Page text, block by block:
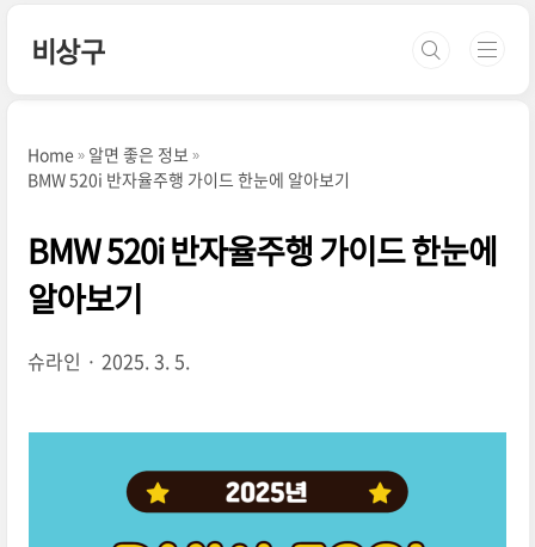
비상구
Home
알면 좋은 정보
BMW 520i 반자율주행 가이드 한눈에 알아보기
BMW 520i 반자율주행 가이드 한눈에
알아보기
슈라인 2025. 3. 5.